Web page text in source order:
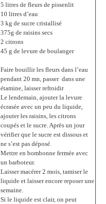
5 litres de fleurs de pissenlit
10 litres d’eau
3 kg de sucre cristallisé
375g de raisins secs
2 citrons
45 g de levure de boulanger
Faire bouillir les fleurs dans l’eau
pendant 20 mn, passer dans une
étamine, laisser refroidir
Le lendemain, ajouter la levure
écrasée avec un peu du liquide,
ajouter les raisins, les citrons
coupés et le sucre. Après un jour
vérifier que le sucre est dissous et
ne s’est pas déposé.
Mettre en bombonne fermée avec
un barboteur.
Laisser macérer 2 mois, tamiser le
liquide et laisser encore reposer une
semaine.
Si le liquide est clair, on peut